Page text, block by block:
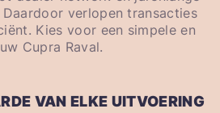
verlopen transacties
Kies voor een simpele en
Cupra Raval.
VAN ELKE UITVOERING